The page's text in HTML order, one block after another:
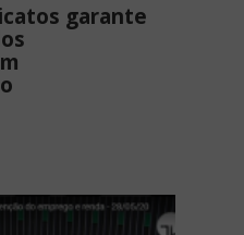
garante